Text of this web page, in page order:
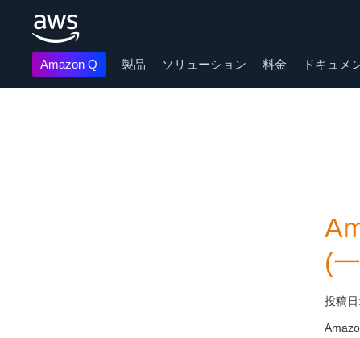
Amazon Q 製品 ソリューション 料金 ドキュメ
(
投稿日: